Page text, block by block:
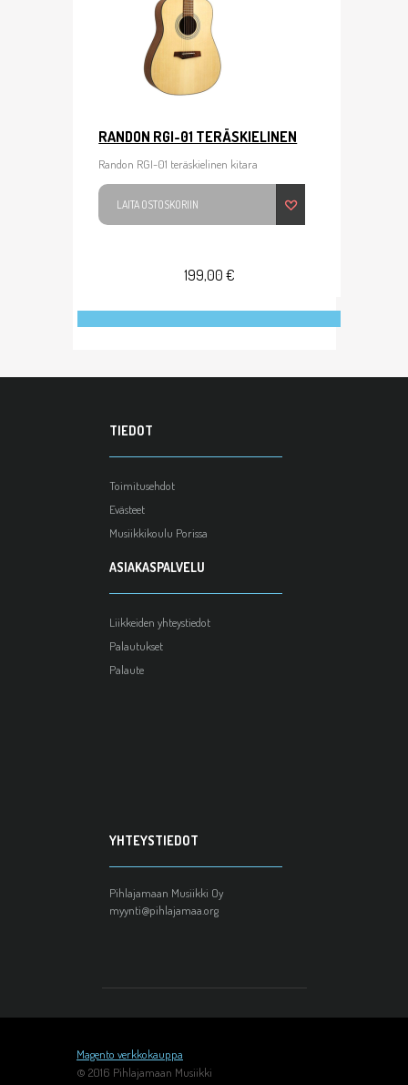
RANDON RGI-01 TERÄSKIELINEN
Randon RGI-01 teräskielinen kitara
LAITA OSTOSKORIIN
199,00 €
TIEDOT
Toimitusehdot
Evästeet
Musiikkikoulu Porissa
ASIAKASPALVELU
Liikkeiden yhteystiedot
Palautukset
Palaute
YHTEYSTIEDOT
Pihlajamaan Musiikki Oy
myynti@pihlajamaa.org
Magento verkkokauppa
© 2016 Pihlajamaan Musiikki